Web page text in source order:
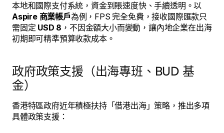
本地和國際支付系統，資金到賬速度快、手續透明。以
Aspire 商業帳戶為例，FPS 完全免費，接收國際匯款只
需固定 USD 8 ，不因金額大小而變動，讓內地企業在出海
初期即可精準預算收款成本。
政府政策支援（出海專班、BUD 基
金）
香港特區政府近年積極扶持「借港出海」策略，推出多項
具體政策支援：